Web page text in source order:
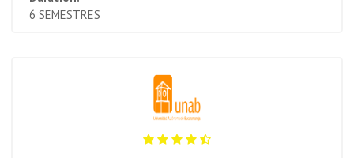
6 SEMESTRES